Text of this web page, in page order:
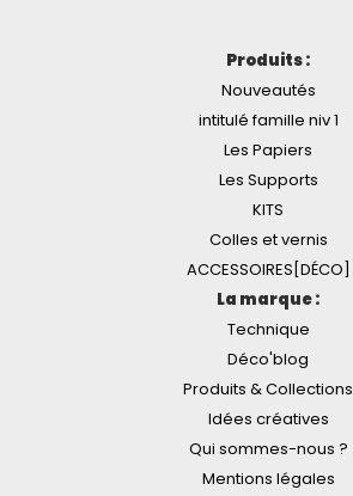
Produits :
Nouveautés
intitulé famille niv 1
Les Papiers
Les Supports
KITS
Colles et vernis
ACCESSOIRES[DÉCO]
La marque :
Technique
Déco'blog
Produits & Collections
Idées créatives
Qui sommes-nous ?
Mentions légales